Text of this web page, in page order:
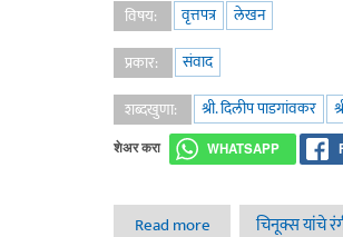
विषय: वृत्तपत्र
लेखन
प्रकार:
संवाद
शब्दखुणा:
श्री. दिलीप पाडगांवकर
शेअर करा WHATSAPP
Read more aboutचिनूक्स यांचे